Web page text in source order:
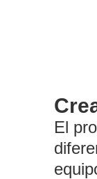
El